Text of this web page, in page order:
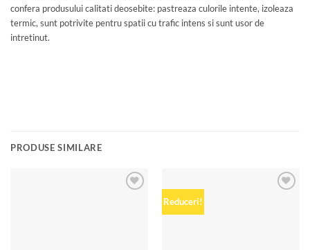
confera produsului calitati deosebite: pastreaza culorile intente, izoleaza
termic, sunt potrivite pentru spatii cu trafic intens si sunt usor de
intretinut.
PRODUSE SIMILARE
Reduceri!